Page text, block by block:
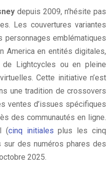
depuis 2009, n’hésite pas
Les couvertures variantes
emblématiques
America en entités digitales,
de Lightcycles ou en pleine
Cette initiative n’est
une tradition de crossovers
ventes d’issues spécifiques
des communautés en ligne.
(cinq initiales plus les cinq
des numéros phares des
2025.